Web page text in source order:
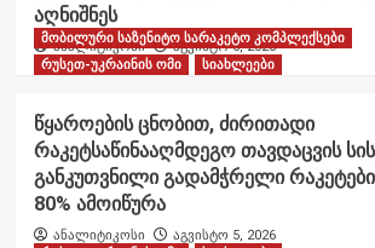
აღნიშნეს
ანალიტიკოსი აგვისტო 6, 2026
მობილური საზენიტო სარაკეტო კომპლექსები
რუსეთ-უკრაინის ომი
სიახლეები
წყაროების ცნობით, ძირითადი
რაკეტსაწინააღმდეგო თავდაცვის
განკუთვნილი გადამჭრელი
80% ამოიწურა
ანალიტიკოსი
აგვისტო 5, 2026